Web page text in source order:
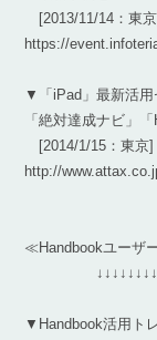
[2013/11/14：東
https://
▼「iPad」最新活用
「絶対達成ナビ」
[2014/1/15：東京]
http://
≪Handbookユーザ
▼Handbook活用ト